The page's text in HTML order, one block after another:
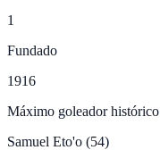
1
Fundado
1916
Máximo goleador histórico
Samuel Eto'o (54)